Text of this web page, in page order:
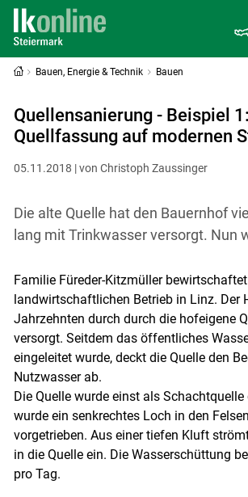
Bauen, Energie & Technik Bauen
Quellensanierung - Beispiel 1:
Quellfassung auf modernen
05.11.2018 | von Christoph Zaussinger
Die alte Quelle hat den Bauernhof
lang mit Trinkwasser versorgt. Nun
Familie Füreder-Kitzmüller
landwirtschaftlichen Betrieb in Linz. Der
Jahrzehnten durch durch die hofeigene
versorgt. Seitdem das öffentliches
eingeleitet wurde, deckt die Quelle den
Nutzwasser ab.
Die Quelle wurde einst als
wurde ein senkrechtes Loch in den
vorgetrieben. Aus einer tiefen Kluft
in die Quelle ein. Die Wasserschüttung
pro Tag.